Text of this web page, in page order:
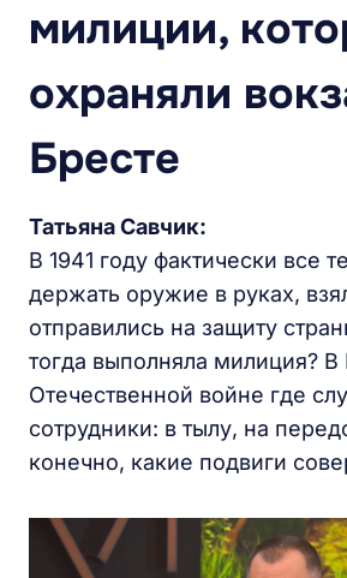
милиции,
охраняли
Бресте
Татьяна Савчик:
В 1941 году фактически все
держать оружие в руках,
отправились на защиту
тогда выполняла милиция? В
Отечественной войне где
сотрудники: в тылу, на
конечно, какие подвиги